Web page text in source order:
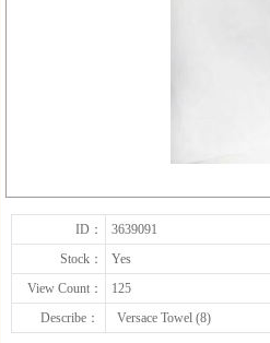
ID： 3639091
Stock：
Yes
View Count：
125
Describe：
Versace Towel (8)